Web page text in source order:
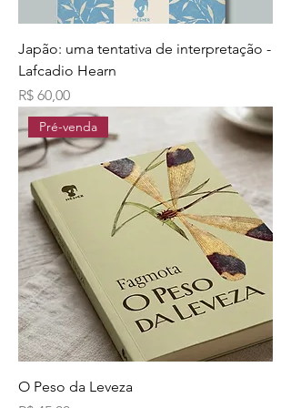
Japão: uma tentativa de interpretação -
Lafcadio Hearn
Preço
R$ 60,00
Pré-venda
O Peso da Leveza